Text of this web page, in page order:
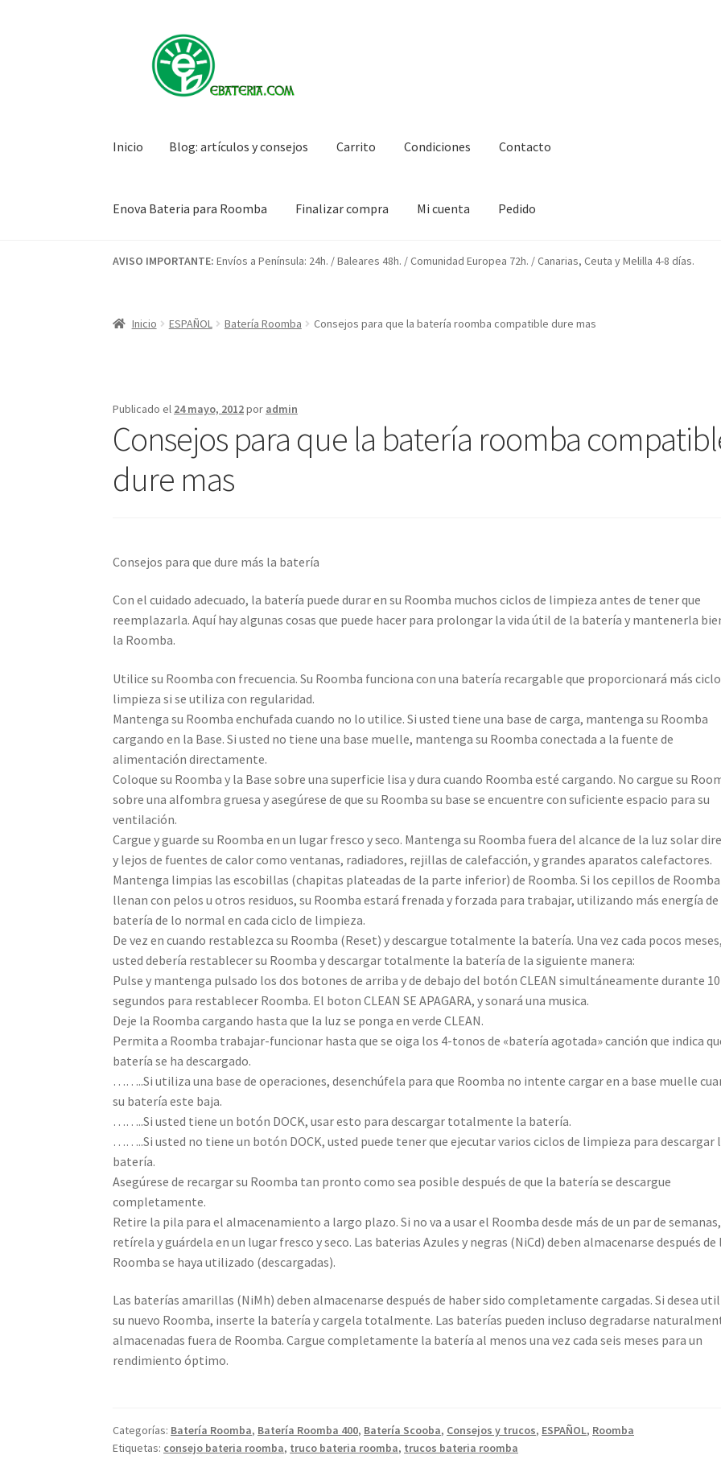
contenido
Inicio Blog: artículos y consejos Carrito Condiciones Contacto
Enova Bateria para Roomba Finalizar compra Mi cuenta Pedido
Inicio Blog: artículos y consejosCarritoCondicionesContactoEnova Bateria para RoombaFinalizar compra
AVISO IMPORTANTE: Envíos a Península: 24h. / Baleares 48h. / Comunidad Europea 72h. / Canarias, Ceuta y Melilla 4-8 días.
Inicio ESPAÑOL Batería Roomba Consejos para que la batería roomba compatible dure mas
Publicado el 24 mayo, 2012por admin
Consejos para que la batería roomba
dure mas
Consejos para que dure más la batería
Con el cuidado adecuado, la batería puede durar en su Roomba muchos ciclos de limpieza antes de tener que
reemplazarla. Aquí hay algunas cosas que puede hacer para prolongar la vida útil de la batería y mantenerla
la Roomba.
Utilice su Roomba con frecuencia. Su Roomba funciona con una batería recargable que proporcionará más
limpieza si se utiliza con regularidad.
Mantenga su Roomba enchufada cuando no lo utilice. Si usted tiene una base de carga, mantenga su Roomba
cargando en la Base. Si usted no tiene una base muelle, mantenga su Roomba conectada a la fuente de
alimentación directamente.
Coloque su Roomba y la Base sobre una superficie lisa y dura cuando Roomba esté cargando. No cargue su
sobre una alfombra gruesa y asegúrese de que su Roomba su base se encuentre con suficiente espacio para su
ventilación.
Cargue y guarde su Roomba en un lugar fresco y seco. Mantenga su Roomba fuera del alcance de la luz solar
y lejos de fuentes de calor como ventanas, radiadores, rejillas de calefacción, y grandes aparatos calefactores.
Mantenga limpias las escobillas (chapitas plateadas de la parte inferior) de Roomba. Si los cepillos de Roomba
llenan con pelos u otros residuos, su Roomba estará frenada y forzada para trabajar, utilizando más energía de
batería de lo normal en cada ciclo de limpieza.
De vez en cuando restablezca su Roomba (Reset) y descargue totalmente la batería. Una vez cada pocos meses,
usted debería restablecer su Roomba y descargar totalmente la batería de la siguiente manera:
Pulse y mantenga pulsado los dos botones de arriba y de debajo del botón CLEAN simultáneamente durante 10
segundos para restablecer Roomba. El boton CLEAN SE APAGARA, y sonará una musica.
Deje la Roomba cargando hasta que la luz se ponga en verde CLEAN.
Permita a Roomba trabajar-funcionar hasta que se oiga los 4-tonos de «batería agotada» canción que indica
batería se ha descargado.
……..Si utiliza una base de operaciones, desenchúfela para que Roomba no intente cargar en a base muelle
su batería este baja.
……..Si usted tiene un botón DOCK, usar esto para descargar totalmente la batería.
……..Si usted no tiene un botón DOCK, usted puede tener que ejecutar varios ciclos de limpieza para descargar
batería.
Asegúrese de recargar su Roomba tan pronto como sea posible después de que la batería se descargue
completamente.
Retire la pila para el almacenamiento a largo plazo. Si no va a usar el Roomba desde más de un par de semanas,
retírela y guárdela en un lugar fresco y seco. Las baterias Azules y negras (NiCd) deben almacenarse después de
Roomba se haya utilizado (descargadas).
Las baterías amarillas (NiMh) deben almacenarse después de haber sido completamente cargadas. Si desea
su nuevo Roomba, inserte la batería y cargela totalmente. Las baterías pueden incluso degradarse
almacenadas fuera de Roomba. Cargue completamente la batería al menos una vez cada seis meses para un
rendimiento óptimo.
Categorías: Batería Roomba, Batería Roomba 400, Batería Scooba, Consejos y trucos, ESPAÑOL, Roomba
Etiquetas: consejo bateria roomba, truco bateria roomba, trucos bateria roomba